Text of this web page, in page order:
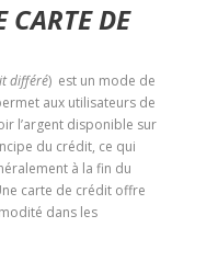
CARTE DE
différé) est un mode de
aux utilisateurs de
l’argent disponible sur
du crédit, ce qui
à la fin du
carte de crédit offre
dans les